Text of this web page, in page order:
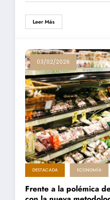
Leer Más
03/02/2026
DESTACADA ECONOMÍA
Frente a la polémica